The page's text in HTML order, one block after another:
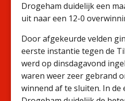
Drogeham duidelijk een
uit naar een 12-0
Door afgekeurde velden
eerste instantie tegen de
werd op dinsdagavond
waren weer zeer gebrand
winnend af te sluiten. In de